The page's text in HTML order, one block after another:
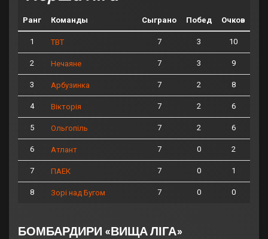
Ранг Команды Сыграно Побед Очков
1 ТВТ 7 3 10
2 Нечаяне 7 3 9
3 Арбузинка 7 2 8
4 Вікторія 7 2 6
5 Ольгопіль 7 2 6
6 Атлант 7 0 2
7 ПАЕК 7 0 1
8 Зорі над Бугом 7 0 0
БОМБАРДИРИ «ВИЩА ЛІГА»